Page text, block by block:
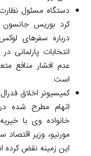
دستگاه مسئول نظارت
کرد بوریس
درباره سفر‌های
عدم افشار منافع
است.
کمیسیونر اخلاق
اتهام مطرح شده
مورنیو، وزیر اقتصاد
این زمینه نقض